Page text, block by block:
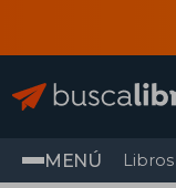
MENÚ